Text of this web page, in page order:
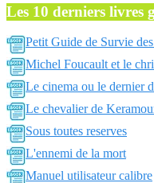
Les 10 derniers livres
Petit Guide de Survie
Michel Foucault et le
Le cinema ou le dernier
Le chevalier de
Sous toutes reserves
L'ennemi de la mort
Manuel utilisateur calibre